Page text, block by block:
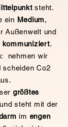
steht.
ein Medium,
Außenwelt und
kommuniziert.
nehmen wir
scheiden Co2
größtes
und steht mit der
im engen